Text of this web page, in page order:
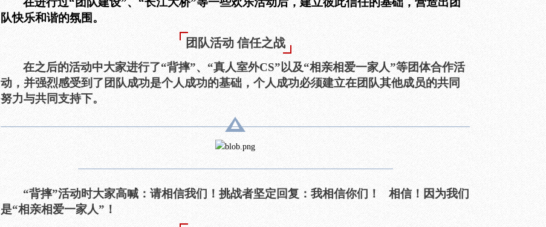
队快乐和谐的氛围。
团队活动 信任之战
在之后的活动中大家进行了“背摔”、“真人室外CS”以及“相亲相爱一家人”等团体合作活
动，并强烈感受到了团队成功是个人成功的基础，个人成功必须建立在团队其他成员的共同
努力与共同支持下。
“背摔”活动时大家高喊：请相信我们！挑战者坚定回复：我相信你们！ 相信！因为我们
是“相亲相爱一家人”！